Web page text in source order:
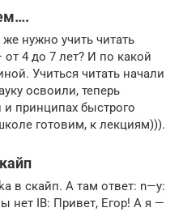
нужно учить читать
4 до 7 лет? И по какой
Учиться читать начали
освоили, теперь
принципах быстрого
готовим, к лекциям))).
в скайп. А там ответ: n—y:
нет IB: Привет, Егор! А я —